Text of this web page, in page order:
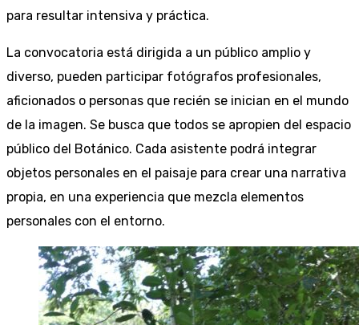
para resultar intensiva y práctica.
La convocatoria está dirigida a un público amplio y
diverso, pueden participar fotógrafos profesionales,
aficionados o personas que recién se inician en el mundo
de la imagen. Se busca que todos se apropien del espacio
público del Botánico. Cada asistente podrá integrar
objetos personales en el paisaje para crear una narrativa
propia, en una experiencia que mezcla elementos
personales con el entorno.